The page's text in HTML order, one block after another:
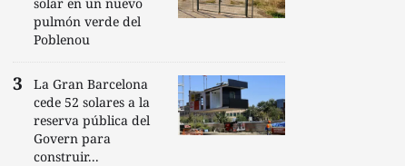
pulmón verde del
Poblenou
La Gran Barcelona
cede 52 solares a la
reserva pública del
Govern para
construir...